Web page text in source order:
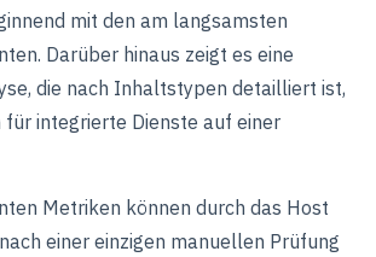
mit den am langsamsten
Darüber hinaus zeigt es eine
die nach Inhaltstypen detailliert ist,
integrierte Dienste auf einer
Metriken können durch das Host
einer einzigen manuellen Prüfung